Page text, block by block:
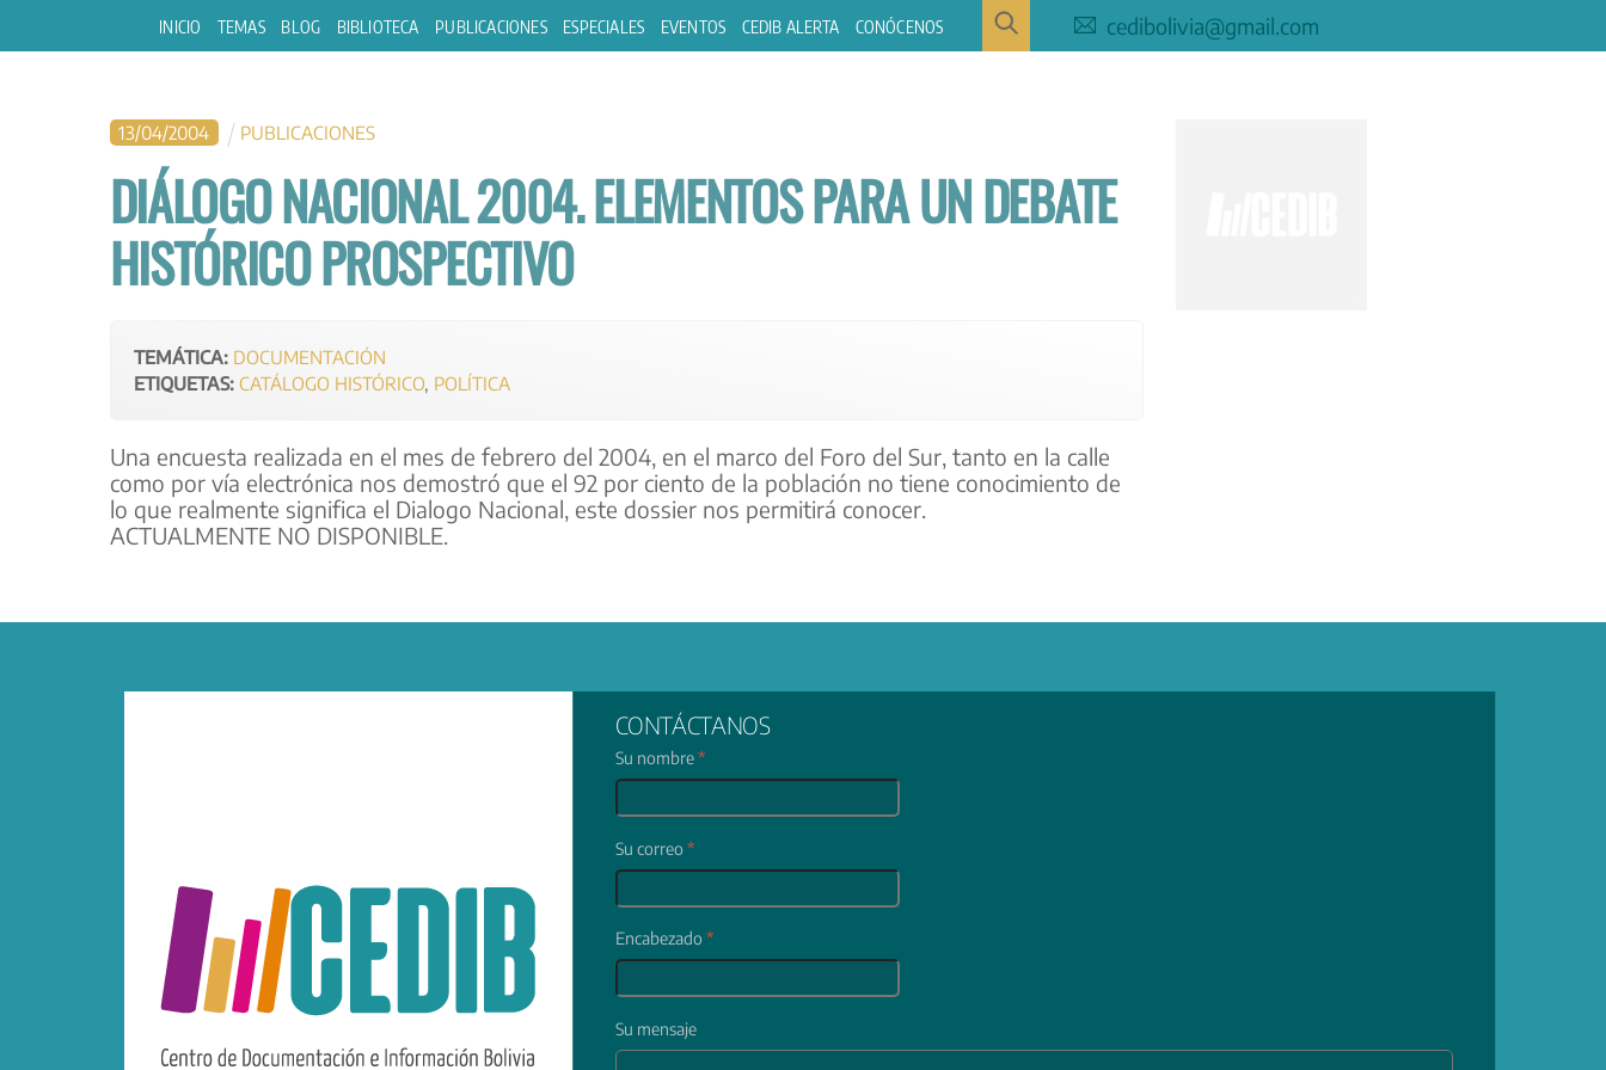
INICIO TEMAS BLOG BIBLIOTECA PUBLICACIONES ESPECIALES EVENTOS CEDIB ALERTA CONÓCENOS cedibolivia@gmail.com
13/04/2004 PUBLICACIONES
DIÁLOGO NACIONAL 2004. ELEMENTOS PARA UN DEBATE
HISTÓRICO PROSPECTIVO
TEMÁTICA: DOCUMENTACIÓN
ETIQUETAS: CATÁLOGO HISTÓRICO, POLÍTICA
Una encuesta realizada en el mes de febrero del 2004, en el marco del Foro del Sur, tanto en la calle
como por vía electrónica nos demostró que el 92 por ciento de la población no tiene conocimiento de
lo que realmente significa el Dialogo Nacional, este dossier nos permitirá conocer.
ACTUALMENTE NO DISPONIBLE.
CONTÁCTANOS
Su nombre*
Su correo *
Encabezado *
Su mensaje